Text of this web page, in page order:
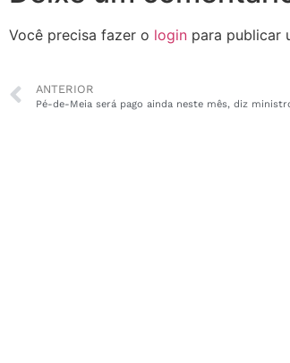
Você precisa fazer o login para publicar
ANTERIOR
Pé-de-Meia será pago ainda neste mês, diz